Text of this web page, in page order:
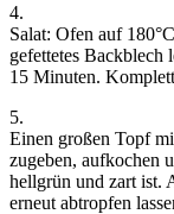
4.
Salat: Ofen auf
gefettetes Backblech
15 Minuten.
5.
Einen großen Topf
zugeben, aufkochen
hellgrün und zart ist.
erneut abtropfen